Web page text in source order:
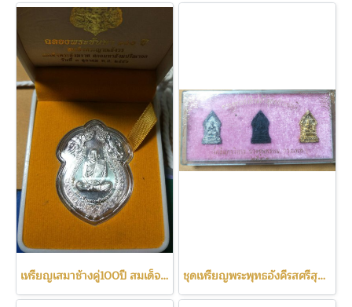
เหรียญเสมาช้างคู่100ปี สมเด็จพระสังฆราช เนื้อเงิน สร้างน้อย ชุดเหรียญพระพุทธอังคีรสศรีสุคตศากยบารมี วัดอินทรวิหาร ปี2532